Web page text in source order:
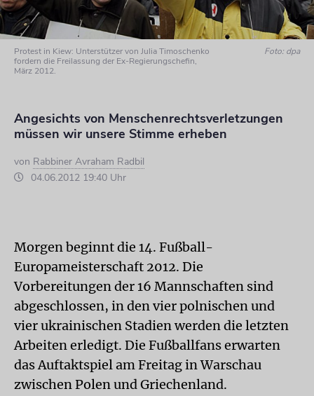
Protest in Kiew: Unterstützer von Julia Timoschenko
fordern die Freilassung der Ex-Regierungschefin,
März 2012.
Foto: dpa
Angesichts von Menschenrechtsverletzungen
müssen wir unsere Stimme erheben
von Rabbiner Avraham Radbil
04.06.2012 19:40 Uhr
Morgen beginnt die 14. Fußball-
Europameisterschaft 2012. Die
Vorbereitungen der 16 Mannschaften sind
abgeschlossen, in den vier polnischen und
vier ukrainischen Stadien werden die letzten
Arbeiten erledigt. Die Fußballfans erwarten
das Auftaktspiel am Freitag in Warschau
zwischen Polen und Griechenland.